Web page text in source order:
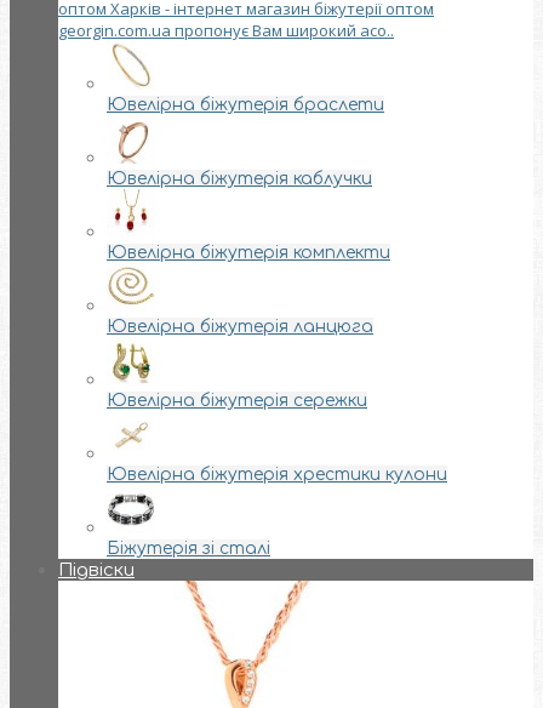
оптом Харків - інтернет магазин біжутерії оптом
georgin.com.ua пропонує Вам широкий асо..
Ювелірна біжутерія браслети
Ювелірна біжутерія каблучки
Ювелірна біжутерія комплекти
Ювелірна біжутерія ланцюга
Ювелірна біжутерія сережки
Ювелірна біжутерія хрестики кулони
Біжутерія зі сталі
Підвіски